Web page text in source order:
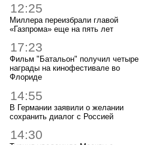
12:25
Миллера переизбрали главой
«Газпрома» еще на пять лет
17:23
Фильм "Батальон" получил четыре
награды на кинофестивале во
Флориде
14:55
В Германии заявили о желании
сохранить диалог с Россией
14:30